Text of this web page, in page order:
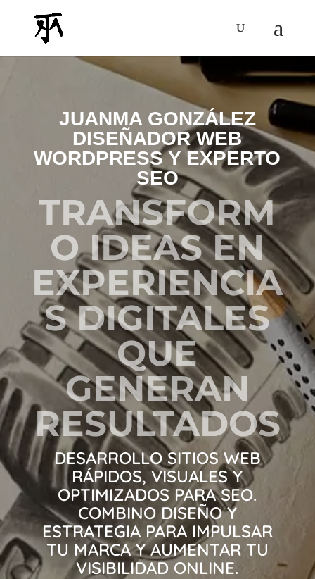
JUANMA GONZÁLEZ
DISEÑADOR WEB
WORDPRESS Y EXPERTO
SEO
TRANSFORM
O IDEAS EN
EXPERIENCIA
S DIGITALES
QUE
GENERAN
RESULTADOS
DESARROLLO SITIOS WEB
RÁPIDOS, VISUALES Y
OPTIMIZADOS PARA SEO.
COMBINO DISEÑO Y
ESTRATEGIA PARA IMPULSAR
TU MARCA Y AUMENTAR TU
VISIBILIDAD ONLINE.